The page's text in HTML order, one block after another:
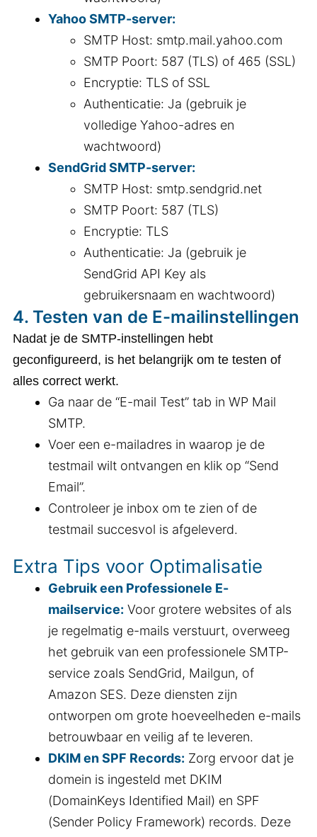
Yahoo SMTP-server:
SMTP Host: smtp.mail.yahoo.com
SMTP Poort: 587 (TLS) of 465 (SSL)
Encryptie: TLS of SSL
Authenticatie: Ja (gebruik je
volledige Yahoo-adres en
wachtwoord)
SendGrid SMTP-server:
SMTP Host: smtp.sendgrid.net
SMTP Poort: 587 (TLS)
Encryptie: TLS
Authenticatie: Ja (gebruik je
SendGrid API Key als
gebruikersnaam en wachtwoord)
4. Testen van de E-mailinstellingen
Nadat je de SMTP-instellingen hebt
geconfigureerd, is het belangrijk om te testen of
alles correct werkt.
Ga naar de “E-mail Test” tab in WP Mail
SMTP.
Voer een e-mailadres in waarop je de
testmail wilt ontvangen en klik op “Send
Email”.
Controleer je inbox om te zien of de
testmail succesvol is afgeleverd.
Extra Tips voor Optimalisatie
Gebruik een Professionele E-
mailservice: Voor grotere websites of als
je regelmatig e-mails verstuurt, overweeg
het gebruik van een professionele SMTP-
service zoals SendGrid, Mailgun, of
Amazon SES. Deze diensten zijn
ontworpen om grote hoeveelheden e-mails
betrouwbaar en veilig af te leveren.
DKIM en SPF Records: Zorg ervoor dat je
domein is ingesteld met DKIM
(DomainKeys Identified Mail) en SPF
(Sender Policy Framework) records. Deze